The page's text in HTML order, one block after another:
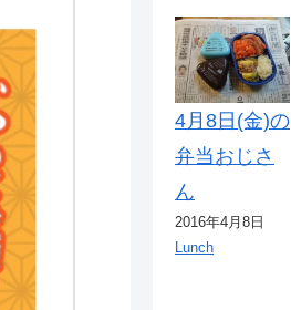
4月8日(金)の
弁当おじさ
ん
2016年4月8日
Lunch